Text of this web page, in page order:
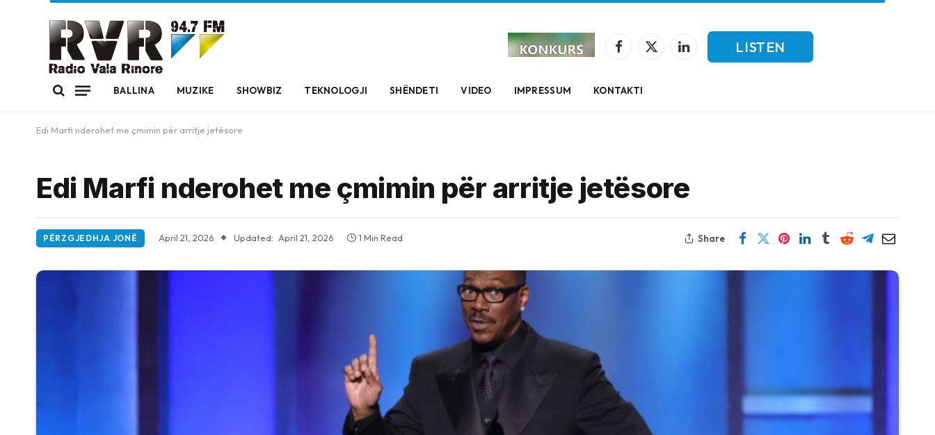
Facebook
X
LinkedIn
LISTEN
BALLINA MUZIKE SHOWBIZ TEKNOLOGJI SHËNDETI VIDEO IMPRESSUM KONTAKTI
Edi Marfi nderohet me çmimin për arritje jetësore
Edi Marfi nderohet me çmimin për arritje jetësore
PËRZGJEDHJA JONË April 21, 2026 Updated: April 21, 2026 1 Min Read Share